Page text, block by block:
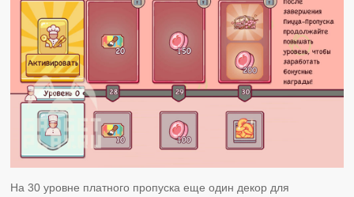
На 30 уровне платного пропуска еще один декор для